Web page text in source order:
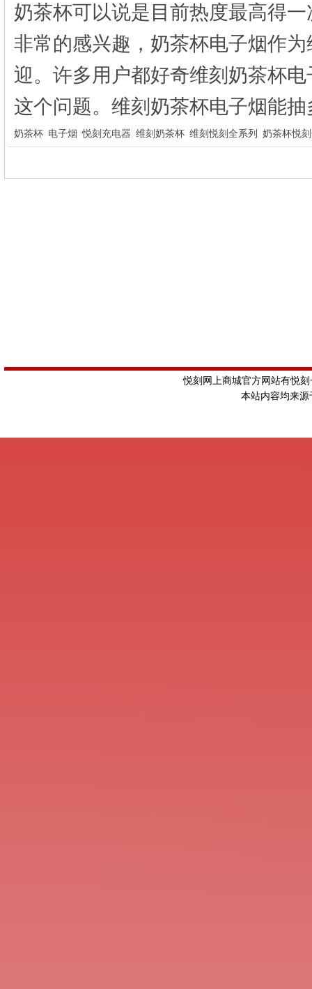
奶茶杯可以说是目前热度最高得
非常的感兴趣，奶茶杯电子烟作
迎。许多用户都好奇维刻奶茶杯
这个问题。维刻奶茶杯电子烟能
奶茶杯 电子烟 悦刻充电器 维刻奶茶杯 维刻悦刻全系列 奶茶杯悦
悦刻网上商城官方网站有悦
本站内容均来